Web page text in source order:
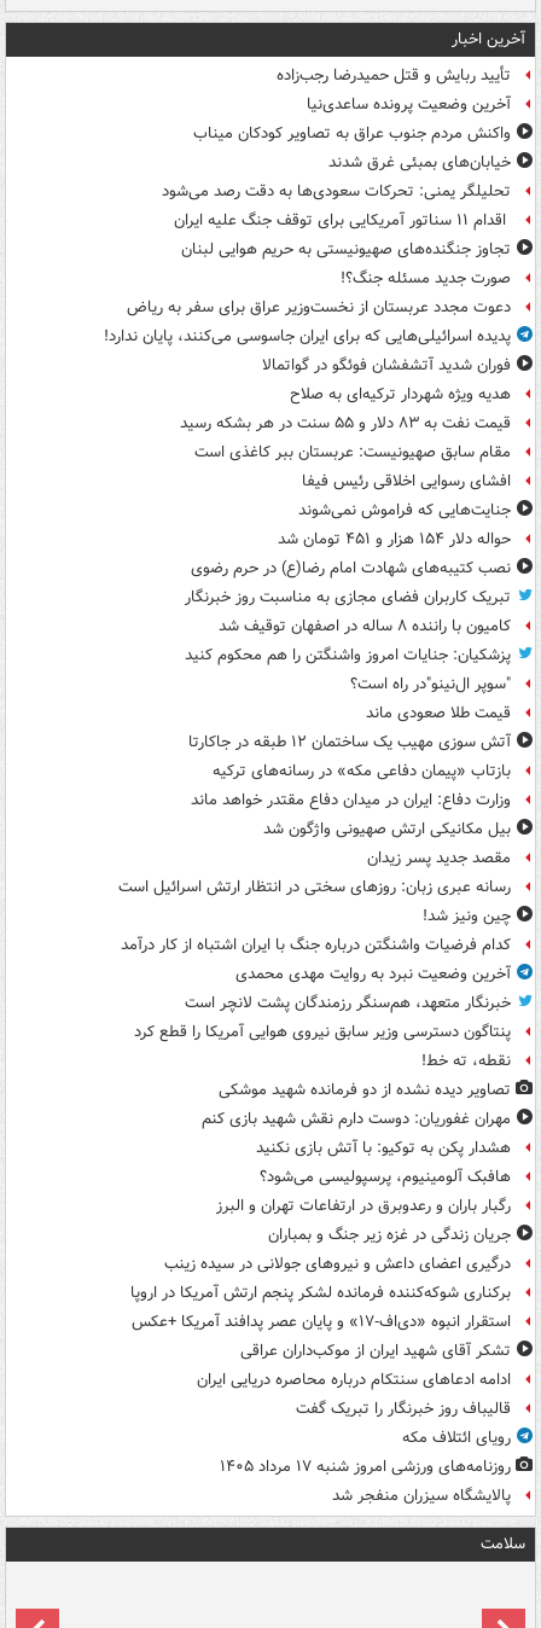
آخرین اخبار
تأیید ربایش و قتل حمیدرضا رجب‌زاده
آخرین وضعیت پرونده ساعدی‌نیا
واکنش مردم جنوب عراق به تصاویر کودکان میناب
خیابان‌های بمبئی غرق شدند
تحلیلگر یمنی: تحرکات سعودی‌ها به دقت رصد می‌شود
اقدام ۱۱ سناتور آمریکایی برای توقف جنگ علیه ایران
تجاوز جنگنده‌های صهیونیستی به حریم هوایی لبنان
صورت جدید مسئله جنگ؟!
دعوت مجدد عربستان از نخست‌وزیر عراق برای سفر به ریاض
پدیده اسرائیلی‌هایی که برای ایران جاسوسی می‌کنند، پایان ندارد!
فوران شدید آتشفشان فوئگو در گواتمالا
هدیه ویژه شهردار ترکیه‌ای به صلاح
قیمت نفت به ۸۳ دلار و ۵۵ سنت در هر بشکه رسید
مقام سابق صهیونیست: عربستان ببر کاغذی است
افشای رسوایی اخلاقی رئیس فیفا
جنایت‌هایی که فراموش نمی‌شوند
حواله دلار ۱۵۴ هزار و ۴۵۱ تومان شد
نصب کتیبه‌های شهادت امام رضا(ع) در حرم رضوی
تبریک کاربران فضای مجازی به مناسبت روز خبرنگار
کامیون با راننده ۸ ساله در اصفهان توقیف شد
پزشکیان: جنایات امروز واشنگتن را هم محکوم کنید
"سوپر ال‌نینو"در راه است؟
قیمت طلا صعودی ماند
آتش سوزی مهیب یک ساختمان ۱۲ طبقه در جاکارتا
بازتاب «پیمان دفاعی مکه» در رسانه‌های ترکیه
وزارت دفاع: ایران در میدان دفاع مقتدر خواهد ماند
بیل مکانیکی ارتش صهیونی واژگون شد
مقصد جدید پسر زیدان
رسانه عبری زبان: روزهای سختی در انتظار ارتش اسرائیل است
چین ونیز شد!
کدام فرضیات واشنگتن درباره جنگ با ایران اشتباه از کار درآمد
آخرین وضعیت نبرد به روایت مهدی محمدی
خبرنگار متعهد، هم‌سنگر رزمندگان پشت لانچر است
پنتاگون دسترسی وزیر سابق نیروی هوایی آمریکا را قطع کرد
نقطه، ته خط!
تصاویر دیده‌ نشده از دو فرمانده شهید موشکی
مهران غفوریان: دوست دارم نقش شهید بازی کنم
هشدار پکن به توکیو: با آتش بازی نکنید
هافبک آلومینیوم، پرسپولیسی می‌شود؟
رگبار باران و رعدوبرق در ارتفاعات تهران و البرز
جریان زندگی در غزه زیر جنگ و بمباران
درگیری اعضای داعش و نیروهای جولانی در سیده زینب
برکناری شوکه‌کننده فرمانده لشکر پنجم ارتش آمریکا در اروپا
استقرار انبوه «دی‌اف‑۱۷» و پایان عصر پدافند آمریکا +عکس
تشکر آقای شهید ایران از موکب‌داران عراقی
ادامه ادعاهای سنتکام درباره محاصره دریایی ایران
قالیباف روز خبرنگار را تبریک گفت
رویای ائتلاف مکه
روزنامه‌های ورزشی امروز ‌شنبه ۱۷ مرداد ۱۴۰۵
پالایشگاه سیزران منفجر شد
سلامت